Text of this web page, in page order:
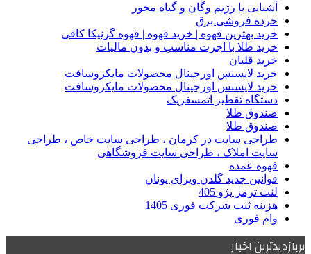
آشنایی با رژیم وگان و گیاه محور
خرده فروشی برق
خرید بهترین قهوه | خرید قهوه | قهوه گرنیکا کافی
خرید طلا با اجرت مناسب و بدون مالیات
خرید قلیان
خرید لایسنس اورجینال محصولات مایکروسافت
خرید لایسنس اورجینال محصولات مایکروسافت
دستگاه تقطیر اتمسفریک
صندوق طلا
صندوق طلا
طراحی سایت در کرمان ، طراحی سایت خاص ، طراحی
سایت املاک ، طراحی سایت فروشگاهی
قهوه عمده
قوانین جدید گلدن ویزای یونان
لنت ترمز پژو 405
هزینه ثبت شرکت فوری 1405
وام فوری
پربازدیدترین اخبار